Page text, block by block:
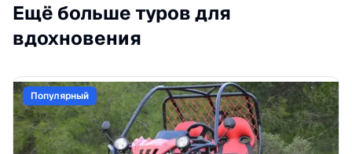
Ещё больше туров для
вдохновения
Популярный